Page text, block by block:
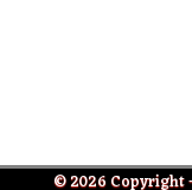
© 2026 Copyright